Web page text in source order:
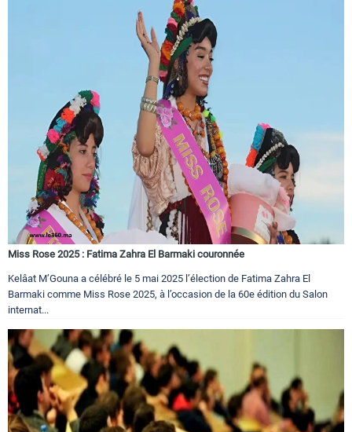
Miss Rose 2025 : Fatima Zahra El Barmaki couronnée
Kelâat M’Gouna a célébré le 5 mai 2025 l’élection de Fatima Zahra El
Barmaki comme Miss Rose 2025, à l’occasion de la 60e édition du Salon
internat...